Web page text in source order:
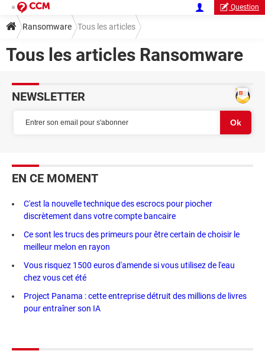
Question
Ransomware Tous les articles
Tous les articles Ransomware
NEWSLETTER
EN CE MOMENT
C'est la nouvelle technique des escrocs pour piocher
discrètement dans votre compte bancaire
Ce sont les trucs des primeurs pour être certain de choisir le
meilleur melon en rayon
Vous risquez 1500 euros d'amende si vous utilisez de l'eau
chez vous cet été
Project Panama : cette entreprise détruit des millions de livres
pour entraîner son IA